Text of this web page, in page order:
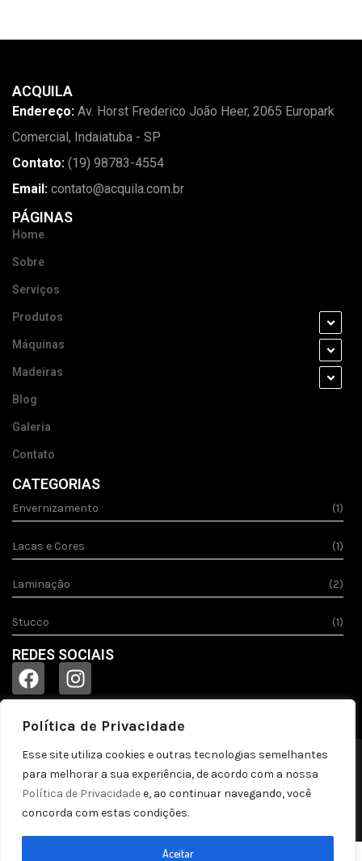
Política de Privacidade
Esse site utiliza cookies e outras tecnologias semelhantes
para melhorar a sua experiência, de acordo com a nossa
Política de Privacidadee, ao continuar navegando, você
concorda com estas condições.
Aceitar
ACQUILA
Endereço: Av. Horst Frederico João Heer, 2065 Europark
Comercial, Indaiatuba - SP
Contato: (19) 98783-4554
Email: contato@acquila.com.br
PÁGINAS
Home
Sobre
Serviços
Produtos
Máquinas
Madeiras
Blog
Galeria
Contato
CATEGORIAS
Envernizamento (1)
Lacas e Cores (1)
Laminação (2)
Stucco (1)
REDES SOCIAIS
© 2023
Todos os direitos reservados!
Política de privacidade
by pontozap